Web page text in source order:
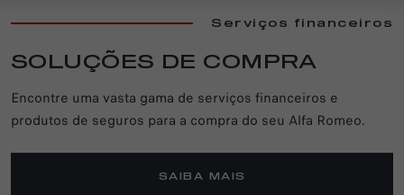
Serviços financeiros
SOLUÇÕES DE COMPRA
Encontre uma vasta gama de serviços financeiros e
produtos de seguros para a compra do seu Alfa Romeo.
SAIBA MAIS